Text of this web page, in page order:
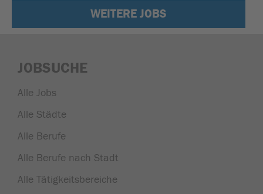
WEITERE JOBS
JOBSUCHE
Alle Jobs
Alle Städte
Alle Berufe
Alle Berufe nach Stadt
Alle Tätigkeitsbereiche